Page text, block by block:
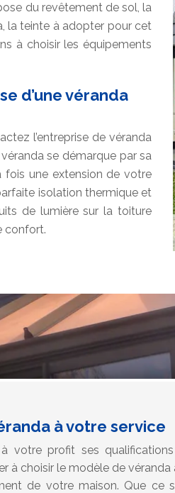
du revêtement de sol, la
la teinte à adopter pour cet
à choisir les équipements
d’une véranda
l’entreprise de véranda
se démarque par sa
fois une extension de votre
isolation thermique et
de lumière sur la toiture
confort.
à votre service
votre profit ses
à choisir le modèle de
de votre maison. Que ce